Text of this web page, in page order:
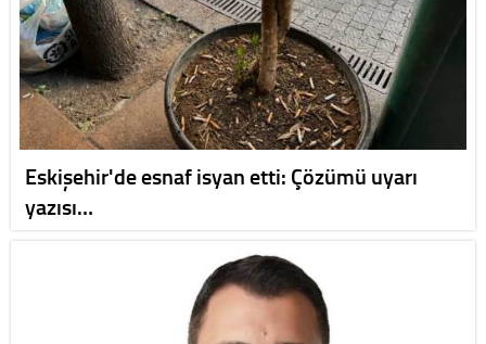
Eskişehir'de esnaf isyan etti: Çözümü uyarı
yazısı…